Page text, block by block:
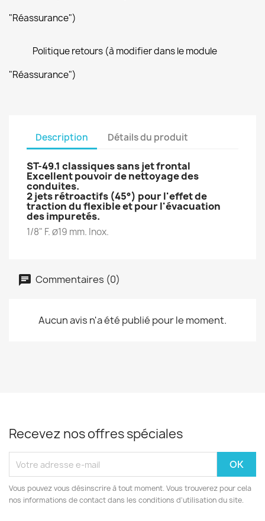
"Réassurance")
Politique retours (à modifier dans le module
"Réassurance")
Description Détails du produit
ST-49.1 classiques sans jet frontal
Excellent pouvoir de nettoyage des
conduites.
2 jets rétroactifs (45°) pour l'effet de
traction du flexible et pour l'évacuation
des impuretés.
1/8" F. Ø19 mm. Inox.
Commentaires (0)
Aucun avis n'a été publié pour le moment.
Recevez nos offres spéciales
Vous pouvez vous désinscrire à tout moment. Vous trouverez pour cela
nos informations de contact dans les conditions d'utilisation du site.